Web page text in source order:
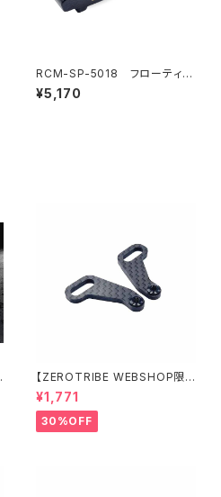
RCM-SP-5018 フローティン
グエレクトロニクスプレートバル
クヘッド(6.5g)(オプション)
¥5,170
【ZEROTRIBE WEBSHOP限
定価格】RCM-X4-CSAR カ
ーボンリアステアリングアームセ
ット XRAY X4用
¥1,771
30%OFF